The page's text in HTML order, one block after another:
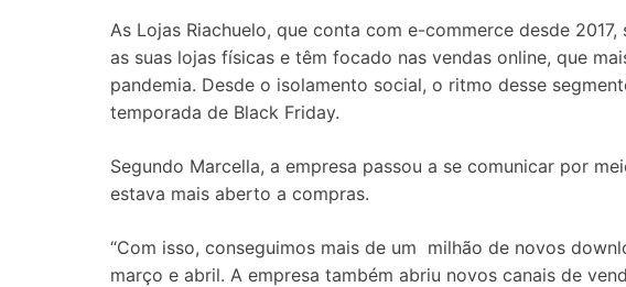
As Lojas Riachuelo, que conta com e-commerce desde
as suas lojas físicas e têm focado nas vendas online, que
pandemia. Desde o isolamento social, o ritmo desse
temporada de Black Friday.
Segundo Marcella, a empresa passou a se comunicar por
estava mais aberto a compras.
“Com isso, conseguimos mais de um milhão de novos
março e abril. A empresa também abriu novos canais de